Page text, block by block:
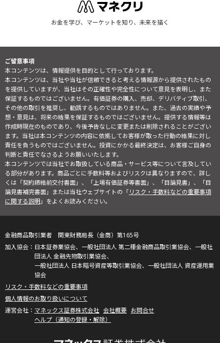
お金を学び、マーケットを知り、未来を描く
ご留意事項
本コンテンツは、情報提供を目的として行っております。
本コンテンツは、当社や当社が信頼できると考える情報源から提供されたもの
を提供していますが、当社はその正確性や完全性について意見を表明し、また
保証するものではございません。有価証券の購入、売却、デリバティブ取引、
その他の取引を推奨し、勧誘するものではありません。また、過去の実績や予
想・意見は、将来の結果を保証するものではございません。提供する情報等は
作成時現在のものであり、今後予告なしに変更または削除されることがござい
ます。当社は本コンテンツの内容に依拠してお客様が取った行動の結果に対し
責任を負うものではございません。投資にかかる最終決定は、お客様ご自身の
判断と責任でなさるようお願いいたします。
本コンテンツでは当社でお取扱している商品・サービス等について言及してい
る部分があります。商品ごとに手数料等およびリスクは異なりますので、詳し
くは「契約締結前交付書面」、「上場有価証券等書面」、「目論見書」、「目
論見書補完書面」または当社ウェブサイトの「リスク・手数料などの重要事項
に関する説明」をよくお読みください。
金融商品取引業者 関東財務局長（金商）第165号
日本証券業協会、一般社団法人 第二種金融商品取引業協会、一般社
団法人 金融先物取引業協会、
一般社団法人 日本暗号資産等取引業協会、一般社団法人 資産運用業
協会
リスク・手数料などの重要事項
個人情報のお取り扱いについて
マネックス証券株式会社 会社概要 お問合せ
ヘルプ（通知の登録・解除）